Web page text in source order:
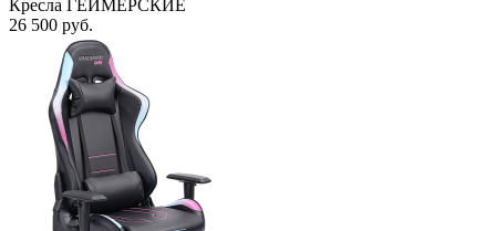
Кресла ГЕЙМЕРСКИЕ
26 500 руб.